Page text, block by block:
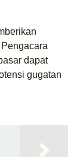
dapat
gugatan